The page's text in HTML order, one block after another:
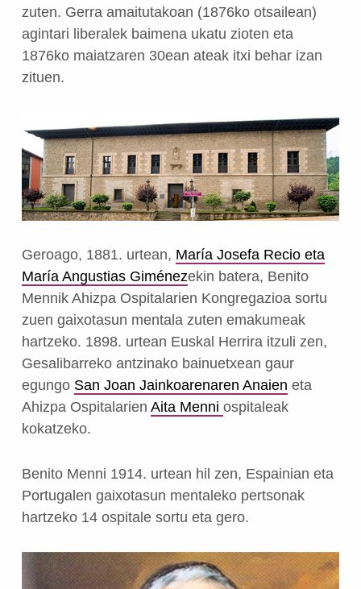
zuten. Gerra amaitutakoan (1876ko otsailean)
agintari liberalek baimena ukatu zioten eta
1876ko maiatzaren 30ean ateak itxi behar izan
zituen.
Geroago, 1881. urtean, María Josefa Recio eta
María Angustias Giménezekin batera, Benito
Mennik Ahizpa Ospitalarien Kongregazioa sortu
zuen gaixotasun mentala zuten emakumeak
hartzeko. 1898. urtean Euskal Herrira itzuli zen,
Gesalibarreko antzinako bainuetxean gaur
egungo San Joan Jainkoarenaren Anaien eta
Ahizpa Ospitalarien Aita Menni ospitaleak
kokatzeko.
Benito Menni 1914. urtean hil zen, Espainian eta
Portugalen gaixotasun mentaleko pertsonak
hartzeko 14 ospitale sortu eta gero.